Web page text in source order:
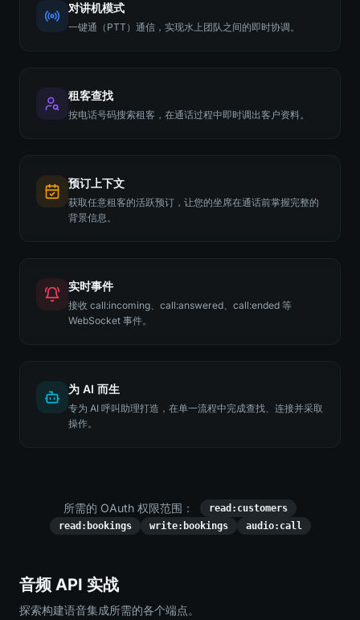
对讲机模式
一键通（PTT）通信，实现水上团队之间的即时协调。
租客查找
按电话号码搜索租客，在通话过程中即时调出客户资料。
预订上下文
获取任意租客的活跃预订，让您的坐席在通话前掌握完整的
背景信息。
实时事件
接收 call:incoming、call:answered、call:ended 等
WebSocket 事件。
为 AI 而生
专为 AI 呼叫助理打造，在单一流程中完成查找、连接并采取
操作。
所需的 OAuth 权限范围：
read:customers
read:bookings
write:bookings audio:call
音频 API 实战
探索构建语音集成所需的各个端点。